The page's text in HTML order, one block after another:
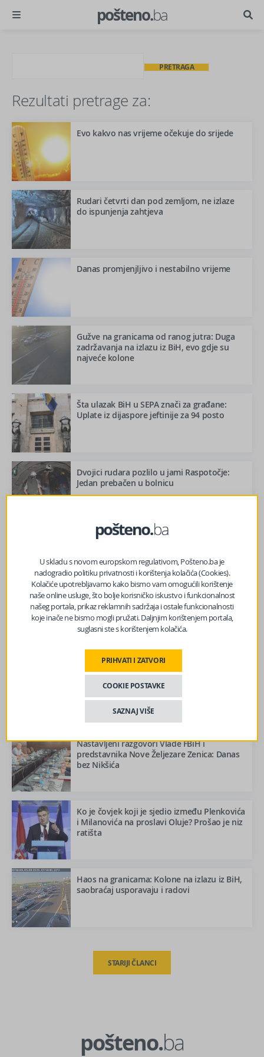
pošteno.ba
PRETRAGA
Rezultati pretrage za:
Evo kakvo nas vrijeme očekuje do srijede
Rudari četvrti dan pod zemljom, ne izlaze
do ispunjenja zahtjeva
Danas promjenjljivo i nestabilno vrijeme
Gužve na granicama od ranog jutra: Duga
zadržavanja na izlazu iz BiH, evo gdje su
najveće kolone
Šta ulazak BiH u SEPA znači za građane:
Uplate iz dijaspore jeftinije za 94 posto
Dvojici rudara pozlilo u jami Raspotočje:
Jedan prebačen u bolnicu
Stiže blagi predah od vrelina, ali ne zadugo
Mostar će biti domaćin memorijalne
muzičke večeri u znak sjećanja na Marka
Govorčina
Paklene vrućine u BiH: Temperature do 41
stepen
Nastavljeni razgovori Vlade FBiH i
predstavnika Nove Željezare Zenica: Danas
bez Nikšića
Ko je čovjek koji je sjedio između Plenkovića
i Milanovića na proslavi Oluje? Prošao je niz
ratišta
Haos na granicama: Kolone na izlazu iz BiH,
saobraćaj usporavaju i radovi
STARIJI ČLANCI
U skladu s novom europskom regulativom, Pošteno.ba je
nadogradio politiku privatnosti i korištenja kolačića (Cookies).
Kolačiće upotrebljavamo kako bismo vam omogućili korištenje
naše online usluge, što bolje korisničko iskustvo i funkcionalnost
našeg portala, prikaz reklamnih sadržaja i ostale funkcionalnosti
koje inače ne bismo mogli pružati. Daljnjim korištenjem portala,
suglasni ste s korištenjem kolačića.
PRIHVATI I ZATVORI
COOKIE POSTAVKE
SAZNAJ VIŠE
pošteno.ba